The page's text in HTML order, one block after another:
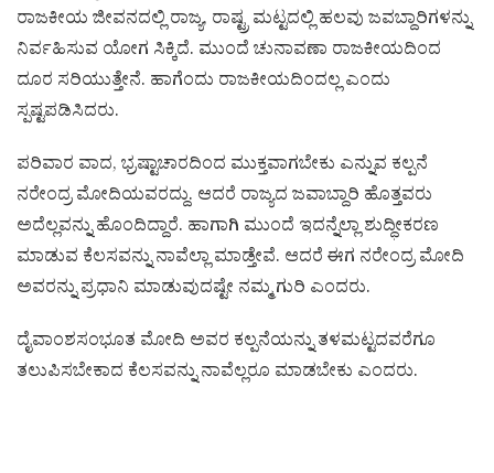
ರಾಜಕೀಯ ಜೀವನದಲ್ಲಿ ರಾಜ್ಯ, ರಾಷ್ಟ್ರ ಮಟ್ಟದಲ್ಲಿ ಹಲವು ಜವಬ್ದಾರಿಗಳನ್ನು
ನಿರ್ವಹಿಸುವ ಯೋಗ ಸಿಕ್ಕಿದೆ. ಮುಂದೆ ಚುನಾವಣಾ ರಾಜಕೀಯದಿಂದ
ದೂರ ಸರಿಯುತ್ತೇನೆ. ಹಾಗೆಂದು ರಾಜಕೀಯದಿಂದಲ್ಲ ಎಂದು
ಸ್ಪಷ್ಟಪಡಿಸಿದರು.
ಪರಿವಾರ ವಾದ, ಭ್ರಷ್ಟಾಚಾರದಿಂದ ಮುಕ್ತವಾಗಬೇಕು ಎನ್ನುವ ಕಲ್ಪನೆ
ನರೇಂದ್ರ ಮೋದಿಯವರದ್ದು. ಆದರೆ ರಾಜ್ಯದ ಜವಾಬ್ದಾರಿ ಹೊತ್ತವರು
ಅದೆಲ್ಲವನ್ನು ಹೊಂದಿದ್ದಾರೆ. ಹಾಗಾಗಿ ಮುಂದೆ ಇದನ್ನೆಲ್ಲಾ ಶುದ್ಧೀಕರಣ
ಮಾಡುವ ಕೆಲಸವನ್ನು ನಾವೆಲ್ಲಾ ಮಾಡ್ತೇವೆ. ಆದರೆ ಈಗ ನರೇಂದ್ರ ಮೋದಿ
ಅವರನ್ನು ಪ್ರಧಾನಿ ಮಾಡುವುದಷ್ಟೇ ನಮ್ಮ ಗುರಿ ಎಂದರು.
ದೈವಾಂಶಸಂಭೂತ ಮೋದಿ ಅವರ ಕಲ್ಪನೆಯನ್ನು ತಳಮಟ್ಟದವರೆಗೂ
ತಲುಪಿಸಬೇಕಾದ ಕೆಲಸವನ್ನು ನಾವೆಲ್ಲರೂ ಮಾಡಬೇಕು ಎಂದರು.